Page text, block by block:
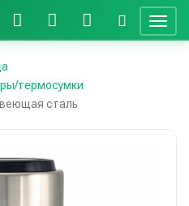
термосумки
сталь